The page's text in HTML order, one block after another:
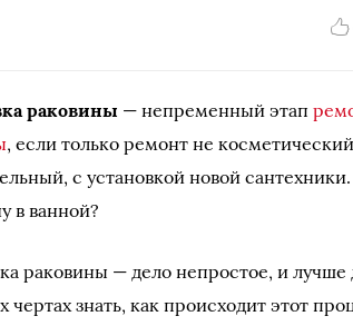
раковины — непременный этап
, если только ремонт не
с установкой новой
в ванной?
раковины — дело непростое, и лучше
чертах знать, как происходит этот